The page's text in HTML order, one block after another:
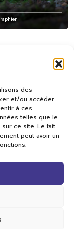
des
et/ou accéder
à ces
telles que le
ce site. Le fait
peut avoir un